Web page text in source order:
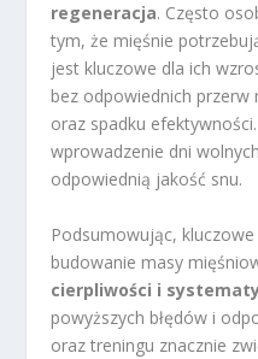
regeneracja. Często
tym, że mięśnie
jest kluczowe dla ich
bez odpowiednich
oraz spadku
wprowadzenie dni
odpowiednią jakość snu.
Podsumowując,
budowanie masy
cierpliwości i
powyższych błędów i
oraz treningu znacznie